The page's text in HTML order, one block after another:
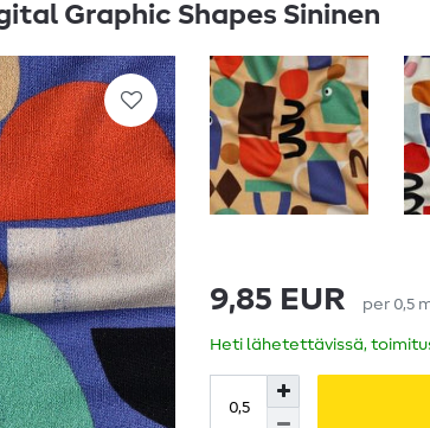
Graphic Shapes Sininen
9,85 EUR per 0,5
Heti lähetettävissä,